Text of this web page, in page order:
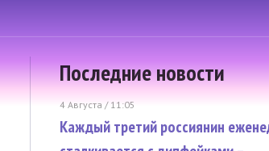
Последние новости
4 Августа / 11:05
Каждый третий россиянин